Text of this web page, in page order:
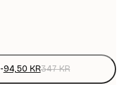
-94,50 KR347 KR